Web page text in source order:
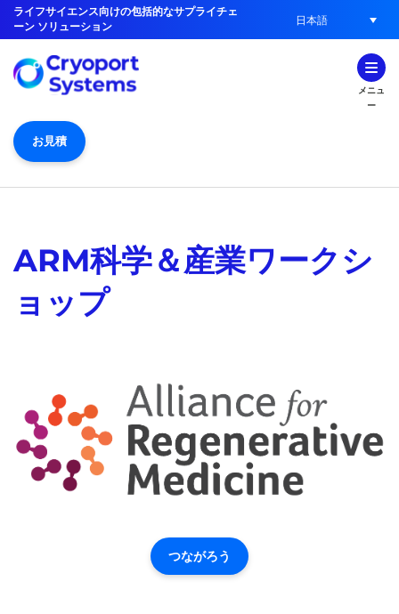
ライフサイエンス向けの包括的なサプライチェ
ーン ソリューション
日本語
メニュ
ー
お見積
ARM科学＆産業ワークシ
ョップ
つながろう